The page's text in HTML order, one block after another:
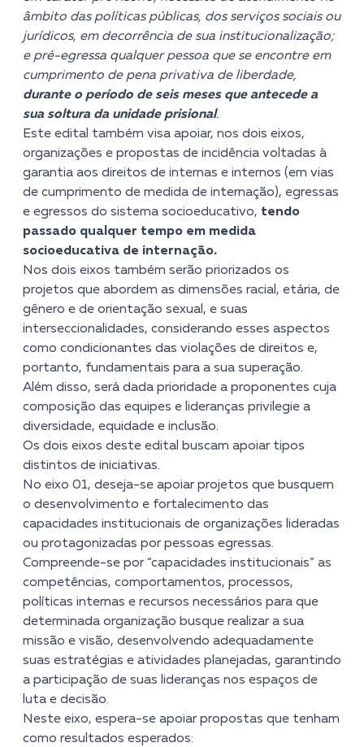
âmbito das políticas públicas, dos serviços sociais ou
jurídicos, em decorrência de sua institucionalização;
e pré-egressa qualquer pessoa que se encontre em
cumprimento de pena privativa de liberdade,
durante o período de seis meses que antecede a
sua soltura da unidade prisional.
Este edital também visa apoiar, nos dois eixos,
organizações e propostas de incidência voltadas à
garantia aos direitos de internas e internos (em vias
de cumprimento de medida de internação), egressas
e egressos do sistema socioeducativo, tendo
passado qualquer tempo em medida
socioeducativa de internação.
Nos dois eixos também serão priorizados os
projetos que abordem as dimensões racial, etária, de
gênero e de orientação sexual, e suas
interseccionalidades, considerando esses aspectos
como condicionantes das violações de direitos e,
portanto, fundamentais para a sua superação.
Além disso, será dada prioridade a proponentes cuja
composição das equipes e lideranças privilegie a
diversidade, equidade e inclusão.
Os dois eixos deste edital buscam apoiar tipos
distintos de iniciativas.
No eixo 01, deseja-se apoiar projetos que busquem
o desenvolvimento e fortalecimento das
capacidades institucionais de organizações lideradas
ou protagonizadas por pessoas egressas.
Compreende-se por “capacidades institucionais” as
competências, comportamentos, processos,
políticas internas e recursos necessários para que
determinada organização busque realizar a sua
missão e visão, desenvolvendo adequadamente
suas estratégias e atividades planejadas, garantindo
a participação de suas lideranças nos espaços de
luta e decisão.
Neste eixo, espera-se apoiar propostas que tenham
como resultados esperados: